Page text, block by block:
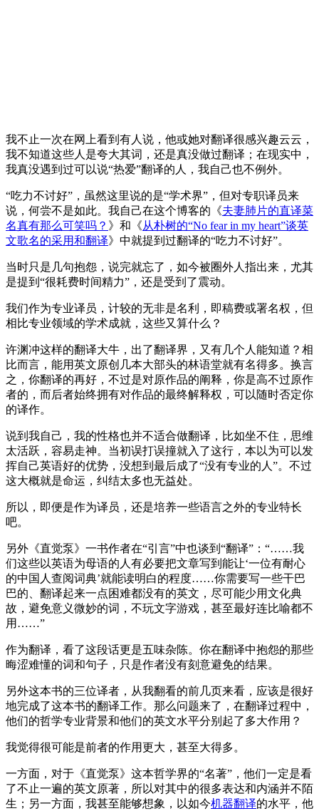
我不止一次在网上看到有人说，他或她对翻译很感兴趣云云，
我不知道这些人是夸大其词，还是真没做过翻译；在现实中，
我真没遇到过可以说“热爱”翻译的人，我自己也不例外。
“吃力不讨好”，虽然这里说的是“学术界”，但对专职译员来
说，何尝不是如此。我自己在这个博客的《夫妻肺片的直译菜
名真有那么可笑吗？ 》和《从朴树的“No fear in my heart”谈英
文歌名的采用和翻译》中就提到过翻译的“吃力不讨好”。
当时只是几句抱怨，说完就忘了，如今被圈外人指出来，尤其
是提到“很耗费时间精力”，还是受到了震动。
我们作为专业译员，计较的无非是名利，即稿费或署名权，但
相比专业领域的学术成就，这些又算什么？
许渊冲这样的翻译大牛，出了翻译界，又有几个人能知道？相
比而言，能用英文原创几本大部头的林语堂就有名得多。换言
之，你翻译的再好，不过是对原作品的阐释，你是高不过原作
者的，而后者始终拥有对作品的最终解释权，可以随时否定你
的译作。
说到我自己，我的性格也并不适合做翻译，比如坐不住，思维
太活跃，容易走神。当初误打误撞就入了这行，本以为可以发
挥自己英语好的优势，没想到最后成了“没有专业的人”。不过
这大概就是命运，纠结太多也无益处。
所以，即便是作为译员，还是培养一些语言之外的专业特长
吧。
另外《直觉泵》一书作者在“引言”中也谈到“翻译”：“……我
们这些以英语为母语的人有必要把文章写到能让‘一位有耐心
的中国人查阅词典’就能读明白的程度……你需要写一些干巴
巴的、翻译起来一点困难都没有的英文，尽可能少用文化典
故，避免意义微妙的词，不玩文字游戏，甚至最好连比喻都不
用……”
作为翻译，看了这段话更是五味杂陈。你在翻译中抱怨的那些
晦涩难懂的词和句子，只是作者没有刻意避免的结果。
另外这本书的三位译者，从我翻看的前几页来看，应该是很好
地完成了这本书的翻译工作。那么问题来了，在翻译过程中，
他们的哲学专业背景和他们的英文水平分别起了多大作用？
我觉得很可能是前者的作用更大，甚至大得多。
一方面，对于《直觉泵》这本哲学界的“名著”，他们一定是看
了不止一遍的英文原著，所以对其中的很多表达和内涵并不陌
生；另一方面，我甚至能够想象，以如今机器翻译的水平，他